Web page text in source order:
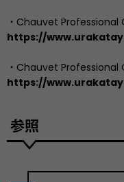
・Chauvet Professional
https://
・Chauvet Professional
https://
参照